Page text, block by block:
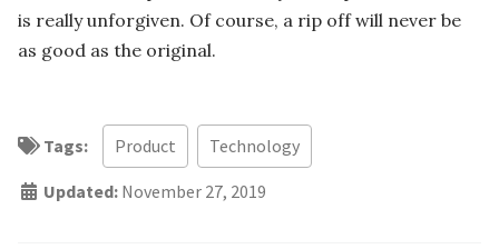
is really unforgiven. Of course, a rip off will never be
as good as the original.
Tags: Product Technology
Updated: November 27, 2019